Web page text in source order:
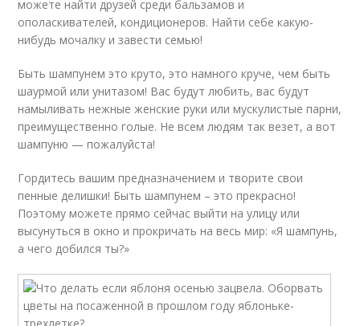
можете найти друзей среди бальзамов и
ополаскивателей, кондиционеров. Найти себе какую-
нибудь мочалку и завести семью!
Быть шампунем это круто, это намного круче, чем быть
шаурмой или унитазом! Вас будут любить, вас будут
намыливать нежные женские руки или мускулистые парни,
преимущественно голые. Не всем людям так везет, а вот
шампуню — пожалуйста!
Гордитесь вашим предназначением и творите свои
пенные делишки! Быть шампунем – это прекрасно!
Поэтому можете прямо сейчас выйти на улицу или
высунуться в окно и прокричать на весь мир: «Я шампунь,
а чего добился ты?»